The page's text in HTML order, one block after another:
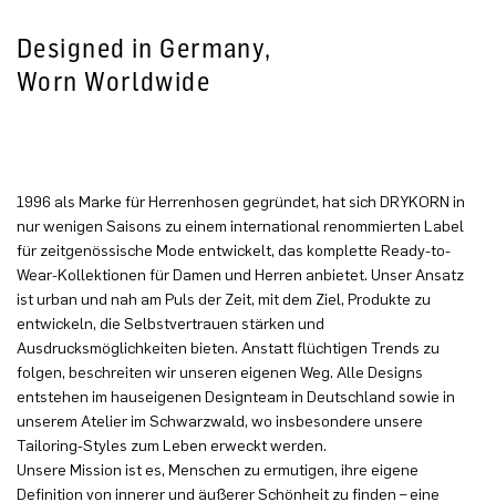
Designed in Germany,
Worn Worldwide
1996 als Marke für Herrenhosen gegründet, hat sich DRYKORN in
nur wenigen Saisons zu einem international renommierten Label
für zeitgenössische Mode entwickelt, das komplette Ready-to-
Wear-Kollektionen für Damen und Herren anbietet. Unser Ansatz
ist urban und nah am Puls der Zeit, mit dem Ziel, Produkte zu
entwickeln, die Selbstvertrauen stärken und
Ausdrucksmöglichkeiten bieten. Anstatt flüchtigen Trends zu
folgen, beschreiten wir unseren eigenen Weg. Alle Designs
entstehen im hauseigenen Designteam in Deutschland sowie in
unserem Atelier im Schwarzwald, wo insbesondere unsere
Tailoring-Styles zum Leben erweckt werden.
Unsere Mission ist es, Menschen zu ermutigen, ihre eigene
Definition von innerer und äußerer Schönheit zu finden – eine